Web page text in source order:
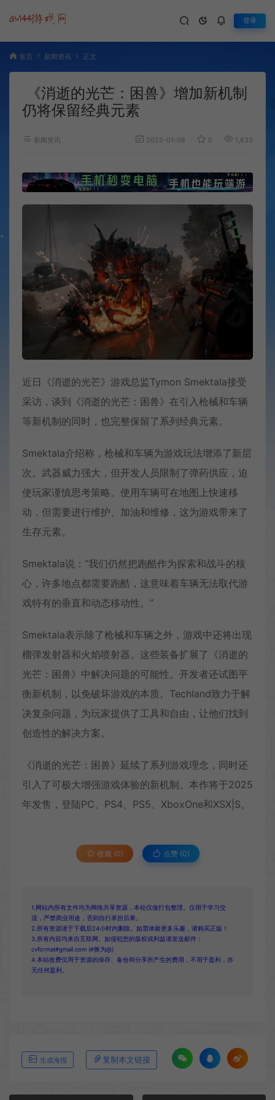
登录
首页 新闻资讯 正文
《消逝的光芒：困兽》增加新机制
仍将保留经典元素
新闻资讯 2025-01-08 0 1,633
近日《消逝的光芒》游戏总监Tymon Smektala接受
采访，谈到《消逝的光芒：困兽》在引入枪械和车辆
等新机制的同时，也完整保留了系列经典元素。
Smektala介绍称，枪械和车辆为游戏玩法增添了新层
次。武器威力强大，但开发人员限制了弹药供应，迫
使玩家谨慎思考策略。使用车辆可在地图上快速移
动，但需要进行维护、加油和维修，这为游戏带来了
生存元素。
Smektala说：“我们仍然把跑酷作为探索和战斗的核
心，许多地点都需要跑酷，这意味着车辆无法取代游
戏特有的垂直和动态移动性。”
Smektala表示除了枪械和车辆之外，游戏中还将出现
榴弹发射器和火焰喷射器。这些装备扩展了《消逝的
光芒：困兽》中解决问题的可能性。开发者还试图平
衡新机制，以免破坏游戏的本质。Techland致力于解
决复杂问题，为玩家提供了工具和自由，让他们找到
创造性的解决方案。
《消逝的光芒：困兽》延续了系列游戏理念，同时还
引入了可极大增强游戏体验的新机制。本作将于2025
年发售，登陆PC、PS4、PS5、XboxOne和XSX|S。
收藏 (0) 点赞 (0)
1.网站内所有文件均为网络共享资源，本站仅做打包整理。仅用于学习交
流，严禁商业用途，否则自行承担后果。
2.所有资源请于下载后24小时内删除。如需体验更多乐趣，请购买正版！
3.所有内容均来自互联网。如侵犯您的版权或利益请发送邮件：
cvformat#gmail.com (#换为@)
4.本站收费仅用于资源的保存、备份和分享所产生的费用，不用于盈利，亦
无任何盈利。
生成海报 复制本文链接